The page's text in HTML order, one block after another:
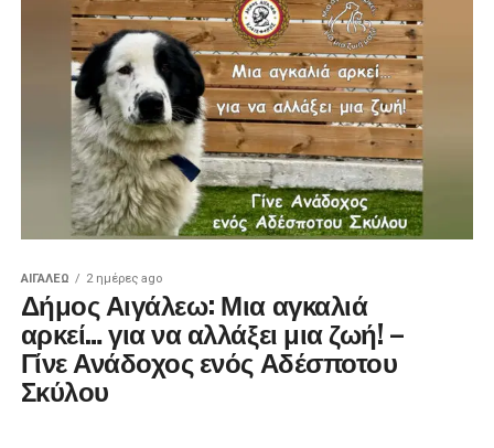
ΑΙΓΑΛΕΩ 2 ημέρες ago
Δήμος Αιγάλεω: Μια αγκαλιά
αρκεί… για να αλλάξει μια ζωή! –
Γίνε Ανάδοχος ενός Αδέσποτου
Σκύλου